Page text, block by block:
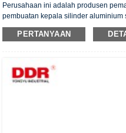
Perusahaan ini adalah produsen
pembuatan kepala silinder aluminium
adalah pada kualitas dan layanan.
sertifikat otentikasi ISO16949,
PERTANYAAN